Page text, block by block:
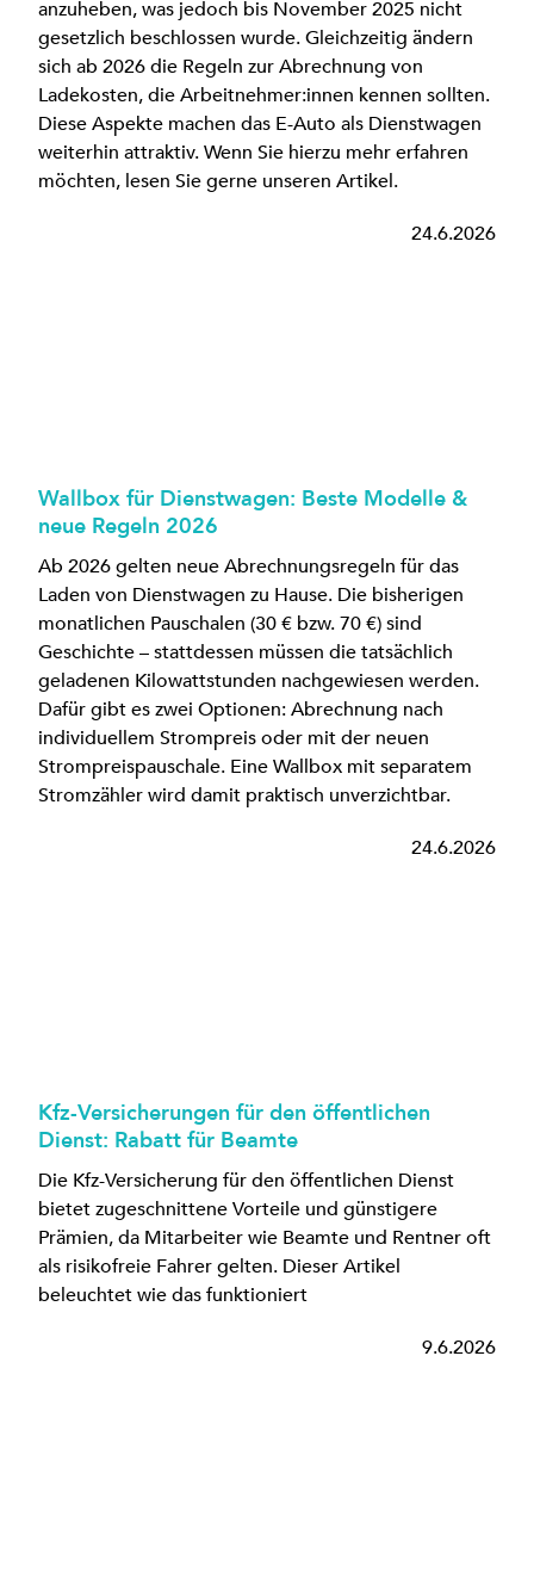
anzuheben, was jedoch bis November 2025 nicht
gesetzlich beschlossen wurde. Gleichzeitig ändern
sich ab 2026 die Regeln zur Abrechnung von
Ladekosten, die Arbeitnehmer:innen kennen sollten.
Diese Aspekte machen das E-Auto als Dienstwagen
weiterhin attraktiv. Wenn Sie hierzu mehr erfahren
möchten, lesen Sie gerne unseren Artikel.
24.6.2026
Wallbox für Dienstwagen: Beste Modelle &
neue Regeln 2026
Ab 2026 gelten neue Abrechnungsregeln für das
Laden von Dienstwagen zu Hause. Die bisherigen
monatlichen Pauschalen (30 € bzw. 70 €) sind
Geschichte – stattdessen müssen die tatsächlich
geladenen Kilowattstunden nachgewiesen werden.
Dafür gibt es zwei Optionen: Abrechnung nach
individuellem Strompreis oder mit der neuen
Strompreispauschale. Eine Wallbox mit separatem
Stromzähler wird damit praktisch unverzichtbar.
24.6.2026
Kfz-Versicherungen für den öffentlichen
Dienst: Rabatt für Beamte
Die Kfz-Versicherung für den öffentlichen Dienst
bietet zugeschnittene Vorteile und günstigere
Prämien, da Mitarbeiter wie Beamte und Rentner oft
als risikofreie Fahrer gelten. Dieser Artikel
beleuchtet wie das funktioniert
9.6.2026